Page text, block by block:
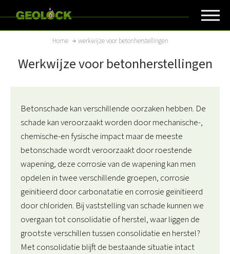
en
naar
inhoud
Kruimelpad
Home werkwijze voor betonherstellingen
Werkwijze voor betonherstellingen
Betonschade kan verschillende oorzaken hebben. De
schade kan veroorzaakt worden door mechanische-,
chemische-en fysische impact maar de meeste
betonschade wordt veroorzaakt door roestende
wapening, deze corrosie van de wapening kan men
opdelen in twee verschillende groepen, corrosie
geïnitieerd door carbonatatie en corrosie geïnitieerd
door chloriden. Bij vaststelling van schade kunnen we
overgaan tot consolidatie of herstel, waar liggen de
grootste verschillen tussen consolidatie en herstel?
Met consolidatie blijft de bestaande situatie intact